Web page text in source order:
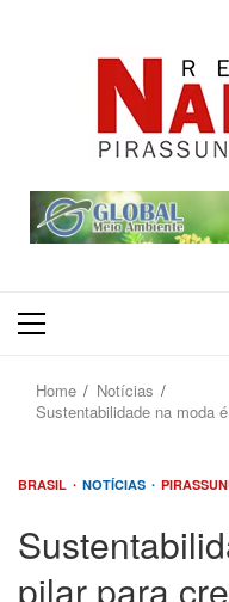
Primary
Home
Notícias
Sustentabilidade na moda
BRASIL NOTÍCIAS
pilar para